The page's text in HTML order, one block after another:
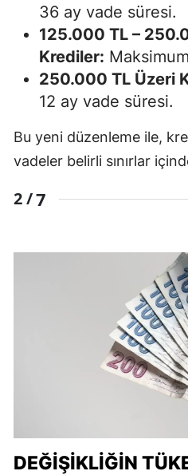
36 ay vade süresi.
125.000 TL –
Krediler:
250.000 TL Üzeri
12 ay vade süresi.
Bu yeni düzenleme ile,
vadeler belirli sınırlar
2 /7
DEĞIŞIKLIĞIN